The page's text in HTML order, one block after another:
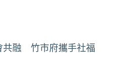
共融 竹市府攜手社福